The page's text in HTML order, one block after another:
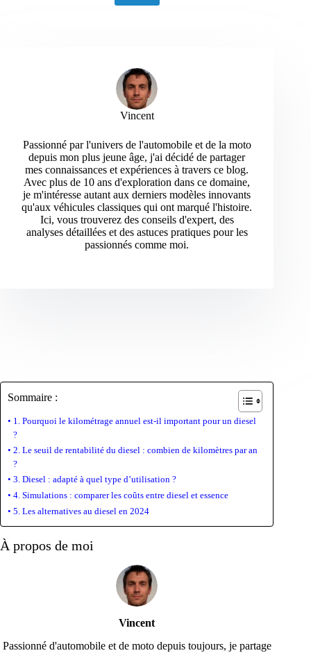
Vincent
Passionné par l'univers de l'automobile et de la moto
depuis mon plus jeune âge, j'ai décidé de partager
mes connaissances et expériences à travers ce blog.
Avec plus de 10 ans d'exploration dans ce domaine,
je m'intéresse autant aux derniers modèles innovants
qu'aux véhicules classiques qui ont marqué l'histoire.
Ici, vous trouverez des conseils d'expert, des
analyses détaillées et des astuces pratiques pour les
passionnés comme moi.
Sommaire :
1. Pourquoi le kilométrage annuel est-il important pour un diesel
?
2. Le seuil de rentabilité du diesel : combien de kilomètres par an
?
3. Diesel : adapté à quel type d’utilisation ?
4. Simulations : comparer les coûts entre diesel et essence
5. Les alternatives au diesel en 2024
À propos de moi
Vincent
Passionné d'automobile et de moto depuis toujours, je partage